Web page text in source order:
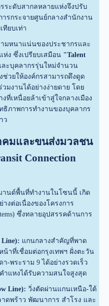
ระดับสากลหลายแห่งจึงปรับ
ารกระจายศูนย์กลางสำนักงาน
ทียบเท่า
มหนาแน่นของประชากรและ
ง ซึ่งเปรียบเสมือน "Talent
ะบุคลากรรุ่นใหม่จำนวน
วยให้องค์กรสามารถดึงดูด
มงานได้อย่างง่ายดาย โดย
ที่เหนื่อยล้าเข้าสู่ใจกลางเมือง
ภาพการทำงานของบุคลากร
ว
คมและขนส่งมวลชน
Connection
านด์พื้นที่ทำงานในโซนนี้ เกิด
งต่อเนื่องของโครงการ
ซึ่งทลายอุปสรรคด้านการ
แกนกลางสำคัญที่พาด
าที่เชื่อมต่อกรุงเทพฯ ฝั่งตะวัน
-พระราม 9 ได้อย่างรวดเร็ว
ำแหงได้รับความสนใจสูงสุด
Line): วิ่งตัดผ่านแกนเหนือ-ใต้
ดพร้าว พัฒนาการ สำโรง และ